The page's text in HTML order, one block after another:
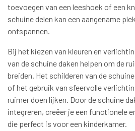
toevoegen van een leeshoek of een
schuine delen kan een aangename
ontspannen.
Bij het kiezen van kleuren en
van de schuine daken helpen om de
breiden. Het schilderen van de
of het gebruik van sfeervolle
ruimer doen lijken. Door de schuine
integreren, creëer je een functionele
die perfect is voor een kinderkamer.